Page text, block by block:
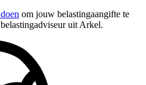
om jouw belastingaangifte te
uit Arkel.